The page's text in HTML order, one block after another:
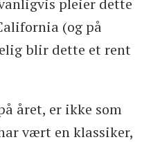
(og på
blir dette et rent
året, er ikke som
vært en klassiker,